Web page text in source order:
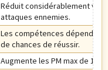
Réduit considérablement vos
attaques ennemies.
Les compétences dépendant
de chances de réussir.
Augmente les PM max de 10%.